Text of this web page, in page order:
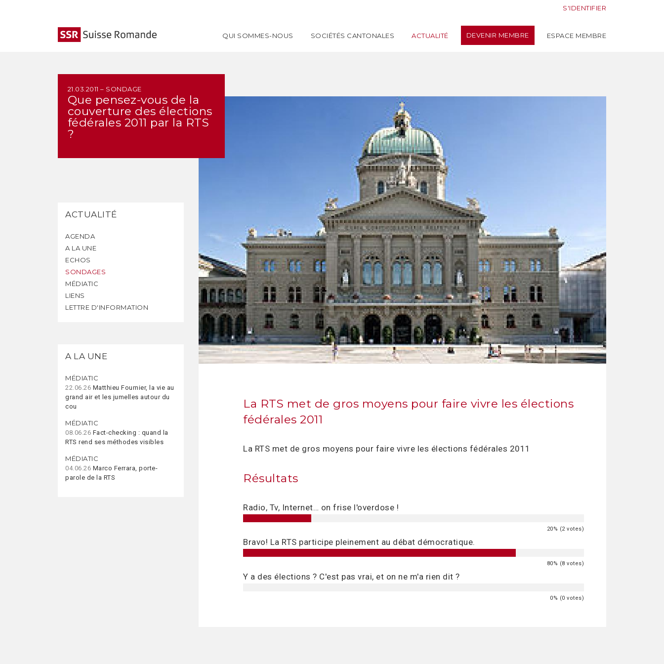
QUI SOMMES-NOUS SOCIÉTÉS CANTONALES ACTUALITÉ DEVENIR MEMBRE ESPACE MEMBRE
S'IDENTIFIER
ACTUALITÉ
AGENDA
A LA UNE
ECHOS
SONDAGES
MÉDIATIC
LIENS
LETTRE D'INFORMATION
A LA UNE
MÉDIATIC
22.06.26 Matthieu Fournier, la vie au
grand air et les jumelles autour du
cou
MÉDIATIC
08.06.26 Fact-checking : quand la
RTS rend ses méthodes visibles
MÉDIATIC
04.06.26 Marco Ferrara, porte-
parole de la RTS
21.03.2011 – SONDAGE
Que pensez-vous de la
couverture des élections
fédérales 2011 par la RTS
?
La RTS met de gros moyens pour faire vivre les élections
fédérales 2011
La RTS met de gros moyens pour faire vivre les élections fédérales 2011
Résultats
Radio, Tv, Internet… on frise l'overdose !
20% (2 votes)
Bravo! La RTS participe pleinement au débat démocratique.
80% (8 votes)
Y a des élections ? C'est pas vrai, et on ne m'a rien dit ?
0% (0 votes)